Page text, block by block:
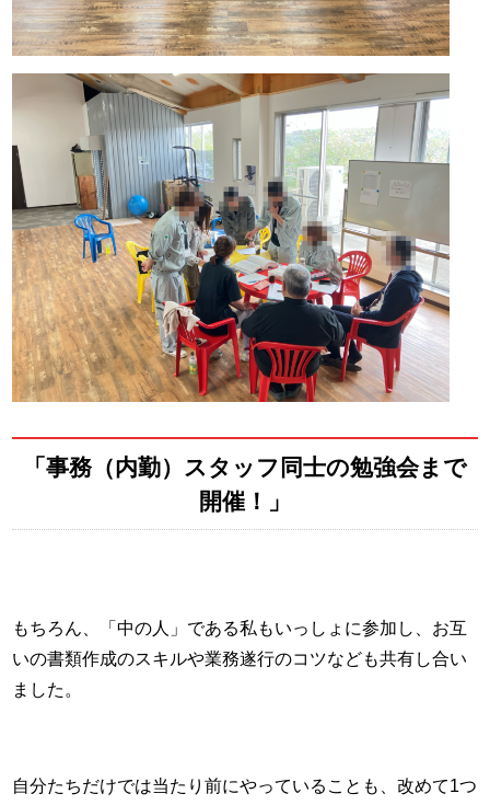
「事務（内勤）スタッフ同士の勉強会まで
開催！」
もちろん、「中の人」である私もいっしょに参加し、お互
いの書類作成のスキルや業務遂行のコツなども共有し合い
ました。
自分たちだけでは当たり前にやっていることも、改めて1つ